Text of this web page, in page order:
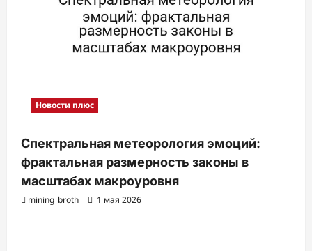
Новости плюс
Спектральная метеорология эмоций:
фрактальная размерность законы в
масштабах макроуровня
mining_broth 1 мая 2026